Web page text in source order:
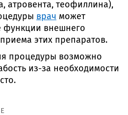
атровента, теофиллина),
врач может
функции внешнего
этих препаратов.
процедуры возможно
из-за необходимости